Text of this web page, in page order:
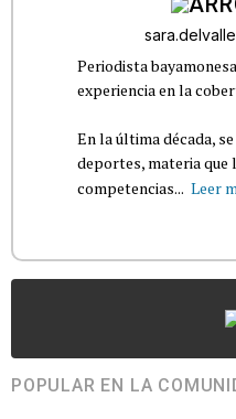
Periodista
experiencia en la
En la última década,
deportes, materia
competencias... Leer
POPULAR EN LA